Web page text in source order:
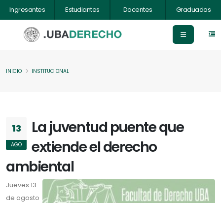
Ingresantes Estudiantes Docentes Graduadas
INICIO INSTITUCIONAL
13
AGO
La juventud puente que
extiende el derecho
ambiental
Jueves 13
de agosto